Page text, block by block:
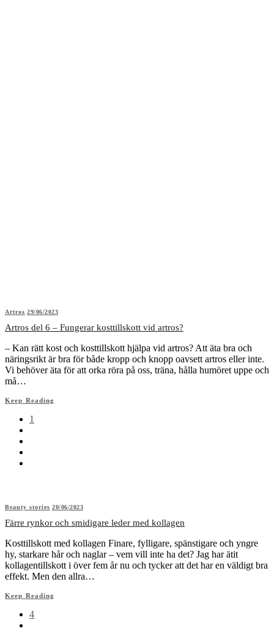
Artros 29/06/2023
Artros del 6 – Fungerar kosttillskott vid artros?
– Kan rätt kost och kosttillskott hjälpa vid artros? Att äta bra och
näringsrikt är bra för både kropp och knopp oavsett artros eller inte.
Vi behöver äta för att orka röra på oss, träna, hålla humöret uppe och
må…
Keep Reading
1
Beauty stories 20/06/2023
Färre rynkor och smidigare leder med kollagen
Kosttillskott med kollagen Finare, fylligare, spänstigare och yngre
hy, starkare hår och naglar – vem vill inte ha det? Jag har ätit
kollagentillskott i över fem år nu och tycker att det har en väldigt bra
effekt. Men den allra…
Keep Reading
4